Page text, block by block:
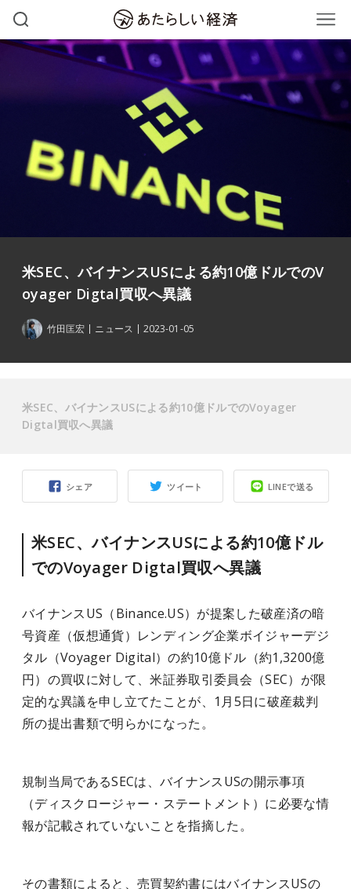
米SEC、バイナンスUSによる約10億ドルでのV
oyager Digtal買収へ異議
竹田匡宏 ニュース 2023-01-05
シェア ツイート LINEで送る
米SEC、バイナンスUSによる約10億ドル
でのVoyager Digtal買収へ異議
バイナンスUS（Binance.US）が提案した破産済の暗
号資産（仮想通貨）レンディング企業ボイジャーデジ
タル（Voyager Digital）の約10億ドル（約1,3200億
円）の買収に対して、米証券取引委員会（SEC）が限
定的な異議を申し立てたことが、1月5日に破産裁判
所の提出書類で明らかになった。
規制当局であるSECは、バイナンスUSの開示事項
（ディスクロージャー・ステートメント）に必要な情
報が記載されていないことを指摘した。
その書類によると、売買契約書にはバイナンスUSの
米SEC、バイナンスUSによる約10億ドルでのVoyager
Digtal買収へ異議